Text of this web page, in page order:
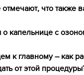
что также
капельнице с
к главному – как
от этой